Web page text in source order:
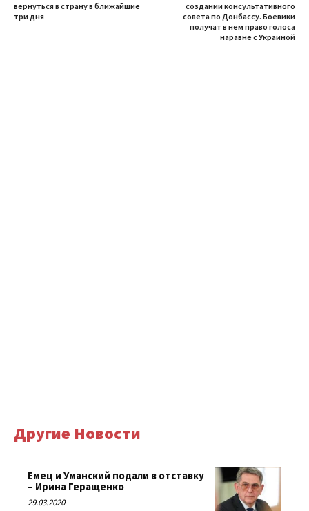
вернуться в страну в ближайшие
три дня
создании консультативного
совета по Донбассу. Боевики
получат в нем право голоса
наравне с Украиной
Другие Новости
Емец и Уманский подали в отставку
– Ирина Геращенко
29.03.2020